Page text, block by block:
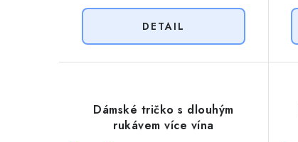
Dámské tričko s dlouhým
rukávem více vína